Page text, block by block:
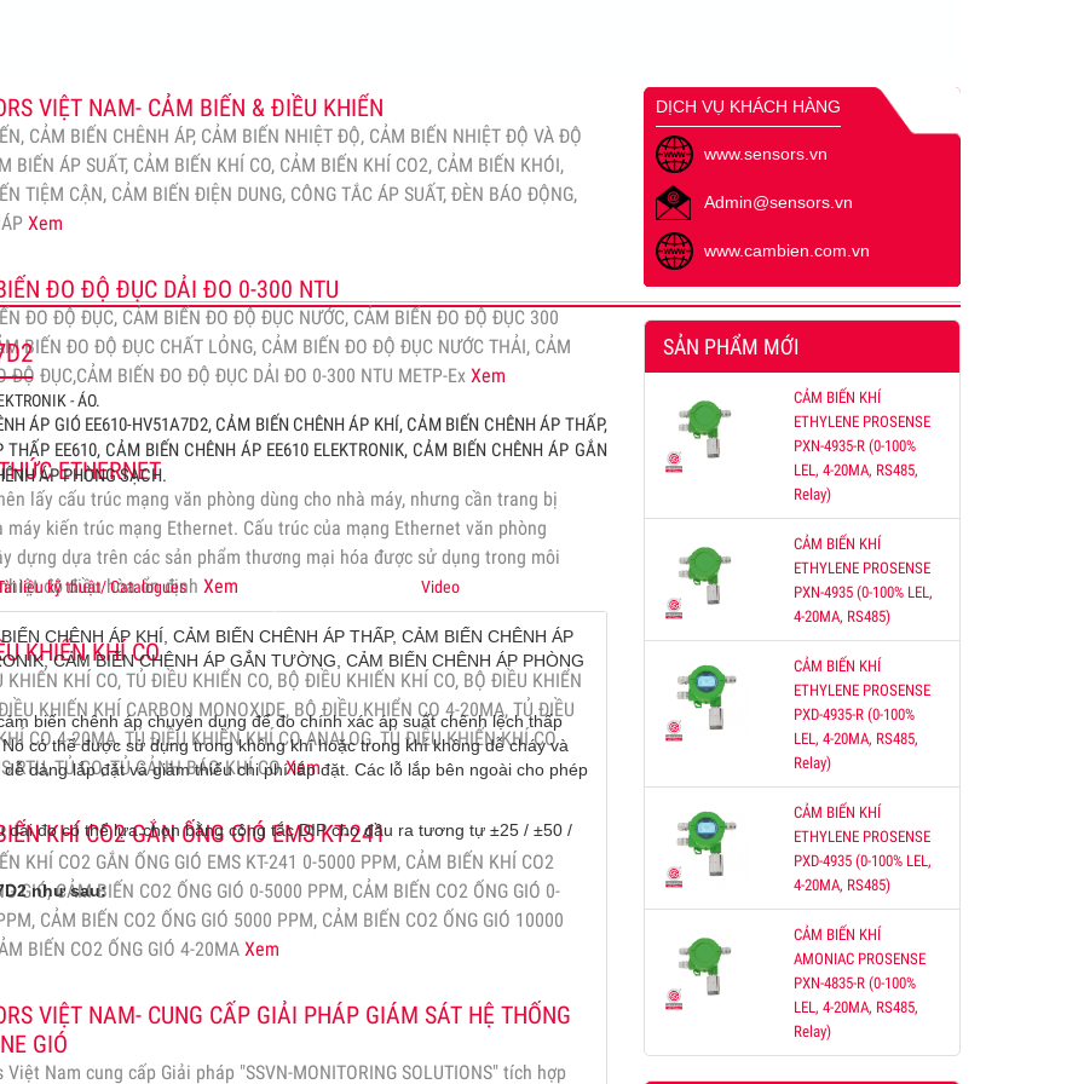
VIỆT NAM- CẢM BIẾN & ĐIỀU KHIỂN
CẢM BIẾN CHÊNH ÁP, CẢM BIẾN NHIỆT ĐỘ, CẢM BIẾN NHIỆT ĐỘ VÀ ĐỘ
BIẾN ÁP SUẤT, CẢM BIẾN KHÍ CO, CẢM BIẾN KHÍ CO2, CẢM BIẾN KHÓI,
TIỆM CẬN, CẢM BIẾN ĐIỆN DUNG, CÔNG TẮC ÁP SUẤT, ĐÈN BÁO ĐỘNG,
Xem
ĐO ĐỘ ĐỤC DẢI ĐO 0-300 NTU
ĐO ĐỘ ĐỤC, CẢM BIẾN ĐO ĐỘ ĐỤC NƯỚC, CẢM BIẾN ĐO ĐỘ ĐỤC 300
BIẾN ĐO ĐỘ ĐỤC CHẤT LỎNG, CẢM BIẾN ĐO ĐỘ ĐỤC NƯỚC THẢI, CẢM
ĐỘ ĐỤC,CẢM BIẾN ĐO ĐỘ ĐỤC DẢI ĐO 0-300 NTU METP-Ex Xem
ETHERNET
lấy cấu trúc mạng văn phòng dùng cho nhà máy, nhưng cần trang bị
máy kiến trúc mạng Ethernet. Cấu trúc của mạng Ethernet văn phòng
dựng dựa trên các sản phẩm thương mại hóa được sử dụng trong môi
độ điều hòa ổn định Xem
KHIỂN KHÍ CO
KHIẾN KHÍ CO, TỦ ĐIỀU KHIỂN CO, BỘ ĐIỀU KHIẾN KHÍ CO, BỘ ĐIỀU KHIỂN
KHIẾN KHÍ CARBON MONOXIDE, BỘ ĐIỀU KHIỂN CO 4-20MA, TỦ ĐIỀU
CO 4-20MA, TỦ ĐIỀU KHIẾN KHÍ CO ANALOG, TỦ ĐIỀU KHIẾN KHÍ CO
RTU, TỦ CO, TỦ CẢNH BÁO KHÍ COXem
KHÍ CO2 GẮN ỐNG GIÓ EMS KT-241
KHÍ CO2 GẮN ỐNG GIÓ EMS KT-241 0-5000 PPM, CẢM BIẾN KHÍ CO2
GIÓ, CẢM BIẾN CO2 ỐNG GIÓ 0-5000 PPM, CẢM BIẾN CO2 ỐNG GIÓ 0-
CẢM BIẾN CO2 ỐNG GIÓ 5000 PPM, CẢM BIẾN CO2 ỐNG GIÓ 10000
BIẾN CO2 ỐNG GIÓ 4-20MA Xem
VIỆT NAM- CUNG CẤP GIẢI PHÁP GIÁM SÁT HỆ THỐNG
GIÓ
Việt Nam cung cấp Giải pháp "SSVN-MONITORING SOLUTIONS" tích hợp
DỊCH VỤ KHÁCH HÀNG
www.sensors.vn
Admin@sensors.vn
www.cambien.com.vn
- ÁO.
ÁP GIÓ EE610-HV51A7D2, CẢM BIẾN CHÊNH ÁP KHÍ, CẢM BIẾN CHÊNH ÁP THẤP,
EE610, CẢM BIẾN CHÊNH ÁP EE610 ELEKTRONIK, CẢM BIẾN CHÊNH ÁP GẮN
ÁP PHÒNG SẠCH.
liệu kỹ thuật/ Catalogues Video
CHÊNH ÁP KHÍ, CẢM BIẾN CHÊNH ÁP THẤP, CẢM BIẾN CHÊNH ÁP
CẢM BIẾN CHÊNH ÁP GẮN TƯỜNG, CẢM BIẾN CHÊNH ÁP PHÒNG
biến chênh áp chuyên dụng để đo chính xác áp suất chênh lệch thấp
có thể được sử dụng trong không khí hoặc trong khí không dễ cháy và
dàng lắp đặt và giảm thiểu chi phí lắp đặt. Các lỗ lắp bên ngoài cho phép
đo có thể lựa chọn bằng công tắc DIP cho đầu ra tương tự ±25 / ±50 /
như sau:
SẢN PHẨM MỚI
CẢM BIẾN KHÍ
ETHYLENE PROSENSE
PXN-4935-R (0-100%
LEL, 4-20MA, RS485,
Relay)
CẢM BIẾN KHÍ
ETHYLENE PROSENSE
PXN-4935 (0-100% LEL,
4-20MA, RS485)
CẢM BIẾN KHÍ
ETHYLENE PROSENSE
PXD-4935-R (0-100%
LEL, 4-20MA, RS485,
Relay)
CẢM BIẾN KHÍ
ETHYLENE PROSENSE
PXD-4935 (0-100% LEL,
4-20MA, RS485)
CẢM BIẾN KHÍ
AMONIAC PROSENSE
PXN-4835-R (0-100%
LEL, 4-20MA, RS485,
Relay)